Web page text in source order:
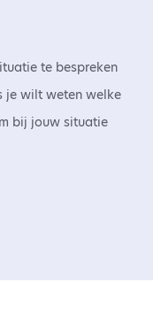
te bespreken
je wilt weten welke
bij jouw situatie